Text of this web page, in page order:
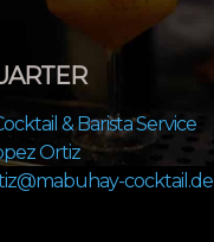
& Barista Service
Ortiz
cocktail.de